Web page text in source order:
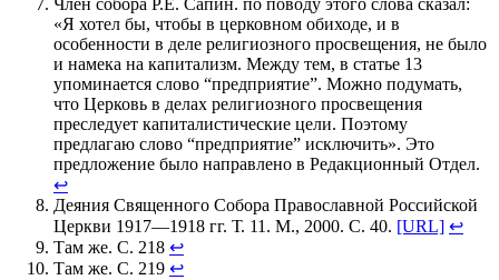
Член собора Р.Е. Сапин. по поводу этого слова сказал:
«Я хотел бы, чтобы в церковном обиходе, и в
особенности в деле религиозного просвещения, не было
и намека на капитализм. Между тем, в статье 13
упоминается слово “предприятие”. Можно подумать,
что Церковь в делах религиозного просвещения
преследует капиталистические цели. Поэтому
предлагаю слово “предприятие” исключить». Это
предложение было направлено в Редакционный Отдел.
↩
Деяния Священного Собора Православной Российской
Церкви 1917—1918 гг. Т. 11. М., 2000. С. 40. [URL] ↩
Там же. С. 218 ↩
Там же. С. 219 ↩